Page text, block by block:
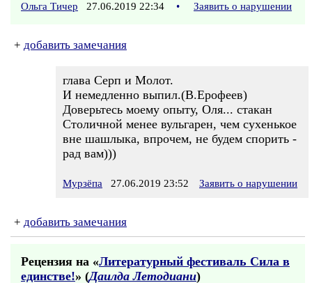
Ольга Тичер 27.06.2019 22:34 • Заявить о нарушении
+ добавить замечания
глава Серп и Молот.
И немедленно выпил.(В.Ерофеев)
Доверьтесь моему опыту, Оля... стакан
Столичной менее вульгарен, чем сухенькое
вне шашлыка, впрочем, не будем спорить -
рад вам)))
Мурзёпа 27.06.2019 23:52 Заявить о нарушении
+ добавить замечания
Рецензия на «Литературный фестиваль Сила в
единстве!» (Даилда Летодиани)